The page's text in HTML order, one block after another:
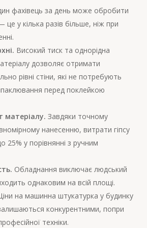
фахівець за день може обробити
це у кілька разів більше, ніж при
Високий тиск та однорідна
дозволяє отримати
рівні стіни, які не потребують
перед поклейкою
Завдяки точному
нанесенню, витрати гіпсу
25% у порівнянні з ручним
Обладнання виключає людський
однаковим на всій площі.
на машинна штукатурка у будинку
конкурентними, попри
техніки.